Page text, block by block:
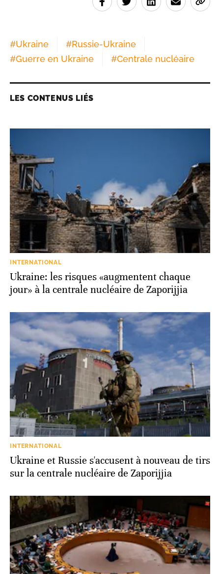
#Ukraine #Russie-Ukraine
#Guerre en Ukraine #Centrale nucléaire
LES CONTENUS LIÉS
INTERNATIONAL
Ukraine: les risques «augmentent chaque
jour» à la centrale nucléaire de Zaporijjia
INTERNATIONAL
Ukraine et Russie s'accusent à nouveau de tirs
sur la centrale nucléaire de Zaporijjia